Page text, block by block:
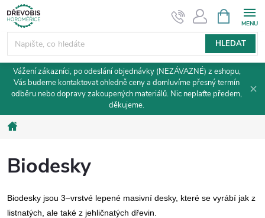
Přejít
na
obsah
HLEDAT
NÁKUPNÍ
KOŠÍK
Vážení zákazníci, po odeslání objednávky (NEZÁVAZNÉ) z eshopu,
Vás budeme kontaktovat ohledně ceny a domluvíme přesný termín
odběru nebo dopravy zakoupených materiálů. Nic neplaťte předem,
děkujeme.
Domů
Biodesky
Biodesky jsou 3–vrstvé lepené masivní desky, které se vyrábí jak z
listnatých, ale také z jehličnatých dřevin.